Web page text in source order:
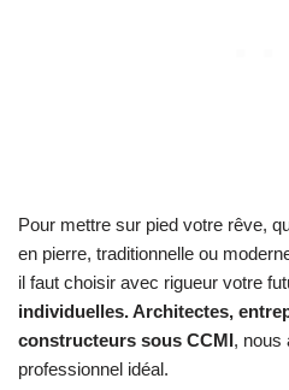
Pour mettre sur pied votre rêve,
en pierre, traditionnelle ou
il faut choisir avec rigueur votre
individuelles. Architectes,
constructeurs sous CCMI, nous
professionnel idéal.